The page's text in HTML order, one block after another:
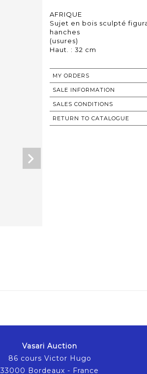
AFRIQUE
Sujet en bois sculpté
hanches
(usures)
Haut. : 32 cm
MY ORDERS
SALE INFORMATION
SALES CONDITIONS
RETURN TO CATALOGUE
Vasari Auction
86 cours Victor Hugo
33000 Bordeaux - France